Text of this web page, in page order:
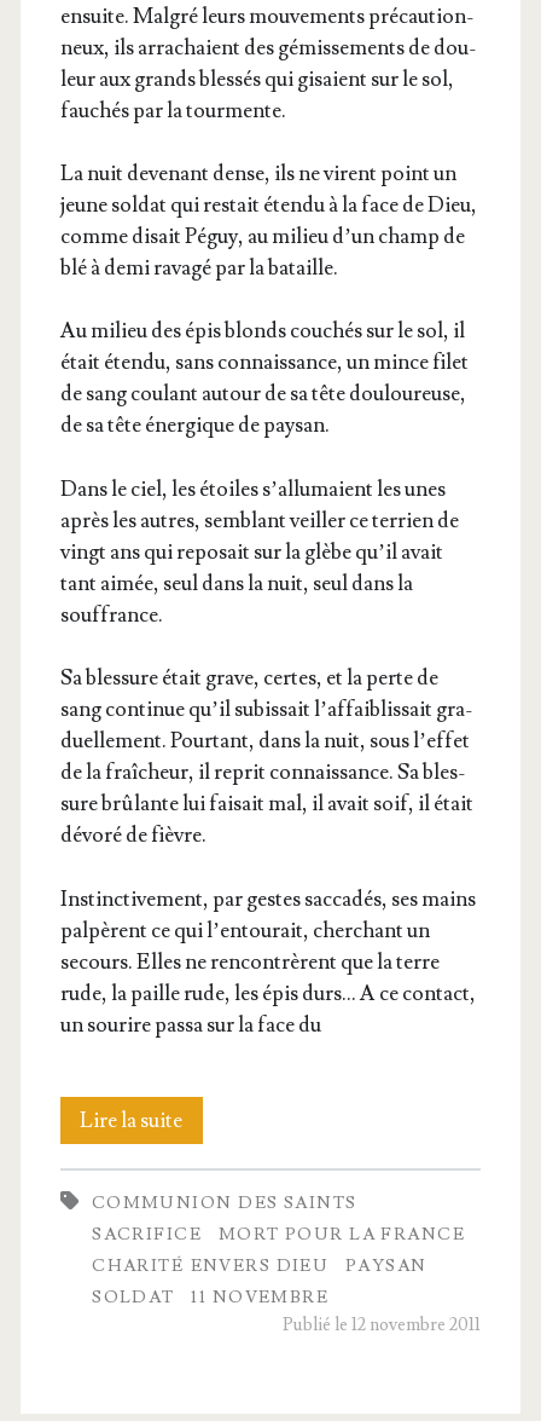
ensuite. Mal­gré leurs mou­ve­ments pré­cau­tion­
neux, ils arra­chaient des gémis­se­ments de dou­
leur aux grands bles­sés qui gisaient sur le sol,
fau­chés par la tourmente.
La nuit deve­nant dense, ils ne virent point un
jeune sol­dat qui res­tait éten­du à la face de Dieu,
comme disait Péguy, au milieu d’un champ de
blé à demi rava­gé par la bataille.
Au milieu des épis blonds cou­chés sur le sol, il
était éten­du, sans connais­sance, un mince filet
de sang cou­lant autour de sa tête dou­lou­reuse,
de sa tête éner­gique de paysan.
Dans le ciel, les étoiles s’allumaient les unes
après les autres, sem­blant veiller ce ter­rien de
vingt ans qui repo­sait sur la glèbe qu’il avait
tant aimée, seul dans la nuit, seul dans la
souffrance.
Sa bles­sure était grave, certes, et la perte de
sang conti­nue qu’il subis­sait l’affaiblissait gra­
duel­le­ment. Pour­tant, dans la nuit, sous l’effet
de la fraî­cheur, il reprit connais­sance. Sa bles­
sure brû­lante lui fai­sait mal, il avait soif, il était
dévo­ré de fièvre.
Ins­tinc­ti­ve­ment, par gestes sac­ca­dés, ses mains
pal­pèrent ce qui l’entourait, cher­chant un
secours. Elles ne ren­con­trèrent que la terre
rude, la paille rude, les épis durs… A ce contact,
un sou­rire pas­sa sur la face du
Lire la suitePierre,
sol­
dat
de
chez nous
COMMUNION DES SAINTS
SACRIFICE
MORT POUR LA FRANCE
CHARITÉ ENVERS DIEU
PAYSAN
SOLDAT
11 NOVEMBRE
Publié le 12 novembre 2011